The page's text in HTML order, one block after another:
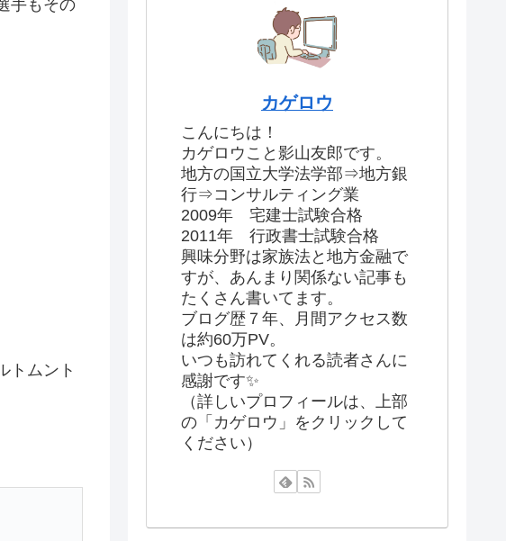
手もその
トムント
カゲロウ
こんにちは！
カゲロウこと影山友郎です。
地方の国立大学法学部⇒地方銀
行⇒コンサルティング業
2009年 宅建士試験合格
2011年 行政書士試験合格
興味分野は家族法と地方金融で
すが、あんまり関係ない記事も
たくさん書いてます。
ブログ歴７年、月間アクセス数
は約60万PV。
いつも訪れてくれる読者さんに
感謝です✨
（詳しいプロフィールは、上部
の「カゲロウ」をクリックして
ください）